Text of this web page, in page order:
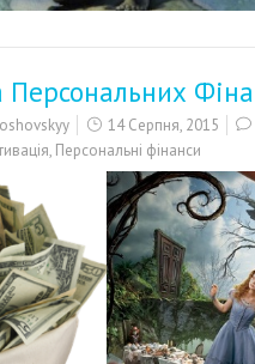
Персональних
14 Серпня, 2015
, Персональні фінанси